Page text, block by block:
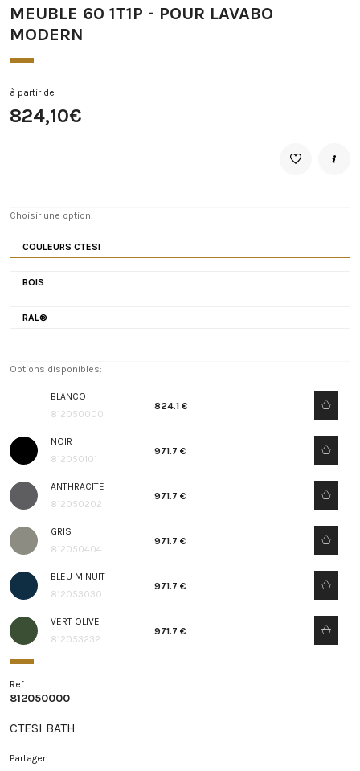
MEUBLE 60 1T1P - POUR LAVABO
MODERN
à partir de
824,10€
Choisir une option:
COULEURS CTESI
BOIS
RAL®
Options disponibles:
BLANCO
812050000
824.1 €
NOIR
812050101
971.7 €
ANTHRACITE
812050202
971.7 €
GRIS
812050404
971.7 €
BLEU MINUIT
812053030
971.7 €
VERT OLIVE
812053232
971.7 €
Ref.
812050000
CTESI BATH
Partager: